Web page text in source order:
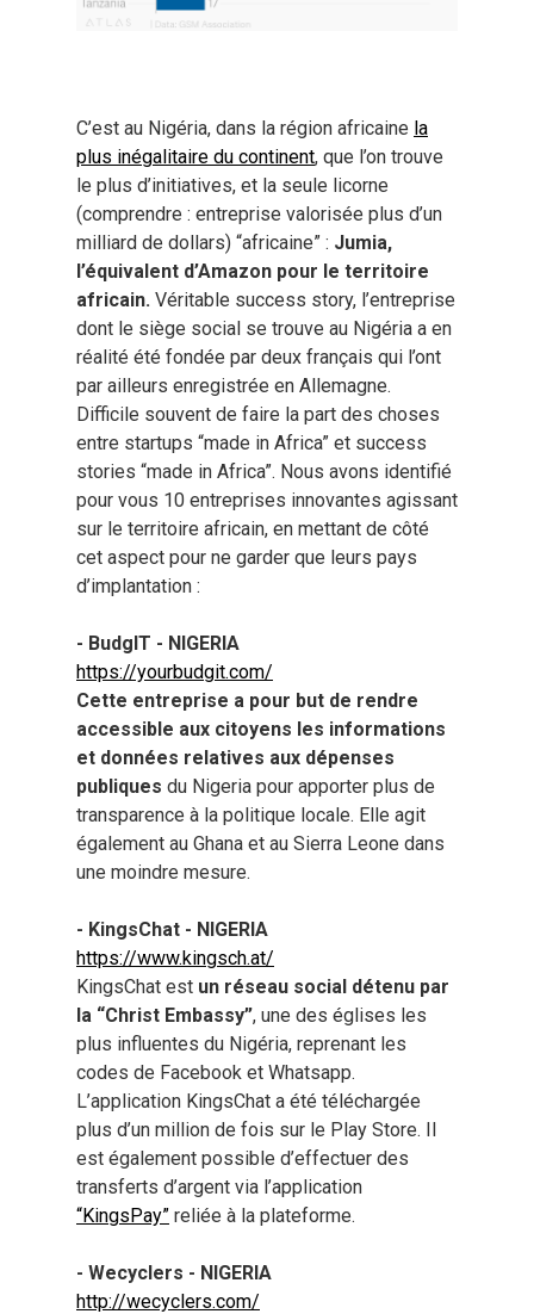
C’est au Nigéria, dans la région africaine la
plus inégalitaire du continent, que l’on trouve
le plus d’initiatives, et la seule licorne
(comprendre : entreprise valorisée plus d’un
milliard de dollars) “africaine” : Jumia,
l’équivalent d’Amazon pour le territoire
africain. Véritable success story, l’entreprise
dont le siège social se trouve au Nigéria a en
réalité été fondée par deux français qui l’ont
par ailleurs enregistrée en Allemagne.
Difficile souvent de faire la part des choses
entre startups “made in Africa” et success
stories “made in Africa”. Nous avons identifié
pour vous 10 entreprises innovantes agissant
sur le territoire africain, en mettant de côté
cet aspect pour ne garder que leurs pays
d’implantation :
- BudgIT - NIGERIA
https://yourbudgit.com/
Cette entreprise a pour but de rendre
accessible aux citoyens les informations
et données relatives aux dépenses
publiques du Nigeria pour apporter plus de
transparence à la politique locale. Elle agit
également au Ghana et au Sierra Leone dans
une moindre mesure.
- KingsChat - NIGERIA
https://www.kingsch.at/
KingsChat est un réseau social détenu par
la “Christ Embassy”, une des églises les
plus influentes du Nigéria, reprenant les
codes de Facebook et Whatsapp.
L’application KingsChat a été téléchargée
plus d’un million de fois sur le Play Store. Il
est également possible d’effectuer des
transferts d’argent via l’application
“KingsPay” reliée à la plateforme.
- Wecyclers - NIGERIA
http://wecyclers.com/